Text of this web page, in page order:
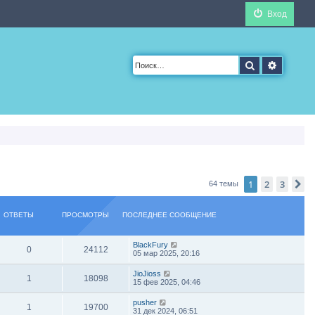
Вход
Поиск
64 темы 1 2 3
ОТВЕТЫ ПРОСМОТРЫ ПОСЛЕДНЕЕ СООБЩЕНИЕ
0 24112
BlackFury
05 мар 2025, 20:16
1 18098
JioJioss
15 фев 2025, 04:46
1 19700
pusher
31 дек 2024, 06:51